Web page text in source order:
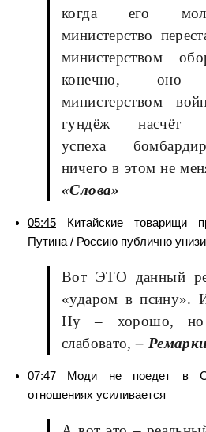
когда его
министерство
министерством
конечно,
министерством
гундёж насчёт
успеха
ничего в этом не
«Слова»
05:45 Китайские товарищи
Путина / Россию публично
Вот ЭТО данный
«ударом в псину».
Ну – хорошо,
слабовато,–
07:47 Моди не поедет в
отношениях усиливается